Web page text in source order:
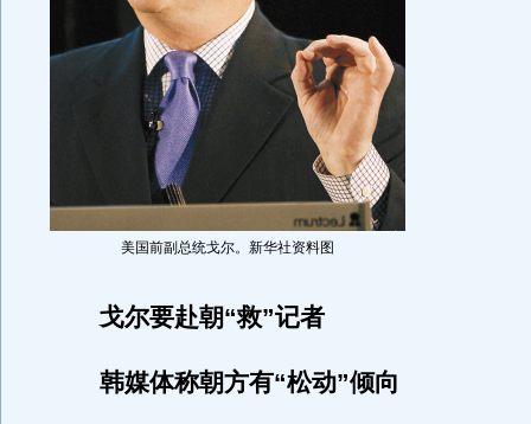
美国前副总统戈尔。新华社资料图
戈尔要赴朝“救”记者
韩媒体称朝方有“松动”倾向